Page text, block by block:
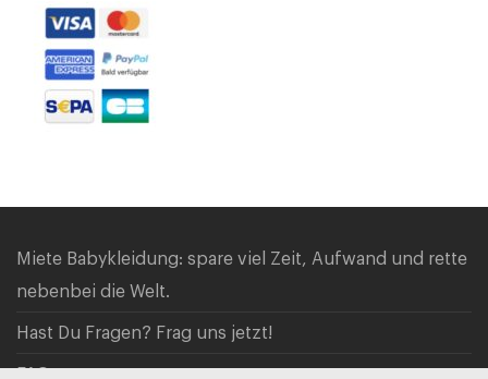
Miete Babykleidung: spare viel Zeit, Aufwand und rette
nebenbei die Welt.
Hast Du Fragen? Frag uns jetzt!